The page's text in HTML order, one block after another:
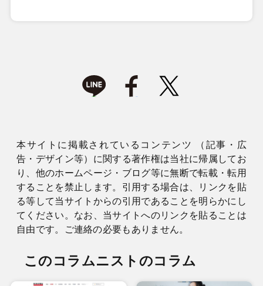
本サイトに掲載されているコンテンツ （記事・広
告・デザイン等）に関する著作権は当社に帰属してお
り、他のホームページ・ブログ等に無断で転載・転用
することを禁止します。引用する場合は、リンクを貼
る等して当サイトからの引用であることを明らかにし
てください。なお、当サイトへのリンクを貼ることは
自由です。ご連絡の必要もありません。
このコラムニストのコラム